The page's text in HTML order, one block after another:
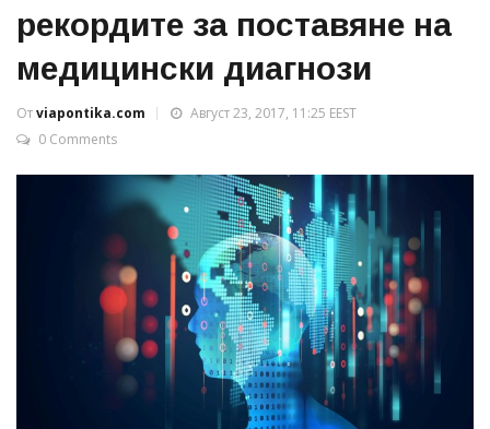
рекордите за поставяне на
медицински диагнози
Отviapontika.com
Август 23, 2017, 11:25 EEST
0 Comments